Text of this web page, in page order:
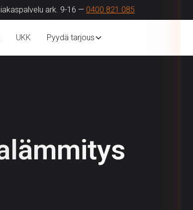
ark. 9-16 — 0400 821 085
UKK Pyydä tarjous